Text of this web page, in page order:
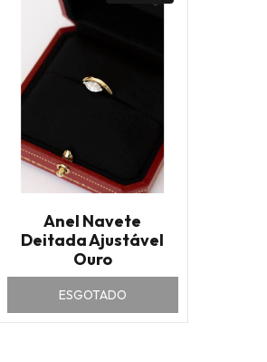
Anel Navete
Deitada Ajustável
Ouro
ESGOTADO